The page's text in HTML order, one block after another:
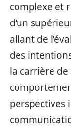
complexe et
d’un
allant de
des
la carrière de
perspectives